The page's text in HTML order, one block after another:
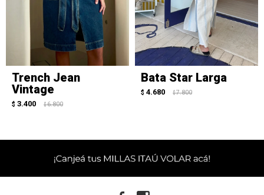
Trench Jean
Vintage
$ 3.400 $ 6.800
Bata Star Larga
$ 4.680 $ 7.800